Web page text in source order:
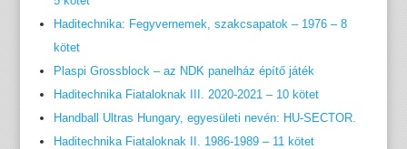
Haditechnika: Fegyvernemek, szakcsapatok – 1976 – 8
kötet
Plaspi Grossblock – az NDK panelház építő játék
Haditechnika Fiataloknak III. 2020-2021 – 10 kötet
Handball Ultras Hungary, egyesületi nevén: HU-SECTOR.
Haditechnika Fiataloknak II. 1986-1989 – 11 kötet